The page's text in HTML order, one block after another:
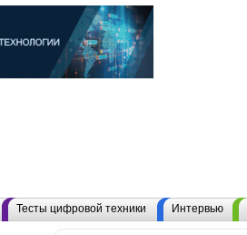
Тесты цифровой техники Интервью